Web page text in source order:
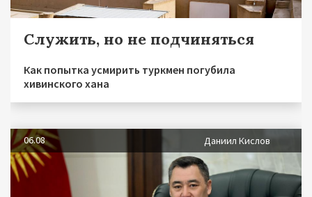
Служить, но не подчиняться
Как попытка усмирить туркмен погубила
хивинского хана
06.08 Даниил Кислов